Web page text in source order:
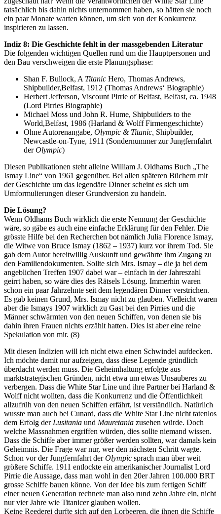
tatsächlich bis dahin nichts unternommen haben, so hätten sie noch
ein paar Monate warten können, um sich von der Konkurrenz
inspirieren zu lassen.
Indiz 8: Die Geschichte fehlt in der massgebenden Literatur
Die folgenden wichtigen Quellen rund um die Hauptpersonen und
den Bau verschweigen die erste Planungsphase:
Shan F. Bullock, A Titanic Hero, Thomas Andrews,
Shipbuilder,Belfast, 1912 (Thomas Andrews‘ Biographie)
Herbert Jefferson, Viscount Pirrie of Belfast, Belfast, ca. 1948
(Lord Pirries Biographie)
Michael Moss und John R. Hume, Shipbuilders to the
World,Belfast, 1986 (Harland & Wolff Firmengeschichte)
Ohne Autorenangabe, Olympic & Titanic, Shipbuilder,
Newcastle-on-Tyne, 1911 (Sondernummer zur Jungfernfahrt
derOlympic)
Diesen Publikationen steht alleine William J. Oldhams Buch „The
Ismay Line“ von 1961 gegenüber. Bei allen späteren Büchern mit
der Geschichte um das legendäre Dinner scheint es sich um
Umformulierungen dieser Grundversion zu handeln.
Die Lösung?
Wenn Oldhams Buch wirklich die erste Nennung der Geschichte
wäre, so gäbe es auch eine einfache Erklärung für den Fehler. Die
grösste Hilfe bei den Recherchen bot nämlich Julia Florence Ismay,
die Witwe von Bruce Ismay (1862 – 1937) kurz vor ihrem Tod. Sie
gab dem Autor bereitwillig Auskunft und gewährte ihm Zugang zu
den Familiendokumenten. Sollte sich Mrs. Ismay – die ja bei dem
angeblichen Treffen 1907 dabei war – einfach in der Jahreszahl
geirrt haben, so wäre dies des Rätsels Lösung. Immerhin waren
schon ein paar Jahrzehnte seit dem legendären Dinner verstrichen.
Es gab keinen Grund, Mrs. Ismay nicht zu glauben. Vielleicht waren
aber die Ismays 1907 wirklich zu Gast bei den Pirries und die
Männer schwärmten von den neuen Schiffen, von denen sie bis
dahin ihren Frauen nichts erzählt hatten. Dies ist aber eine reine
Spekulation von mir. (8)
Mit diesen Indizien will ich nicht etwa einen Schwindel aufdecken.
Ich möchte damit nur aufzeigen, dass diese Legende gründlich
überdacht werden muss. Die Geheimhaltung erfolgte aus
marktstrategischen Gründen, nicht etwa um etwas Unsauberes zu
verbergen. Dass die White Star Line und ihre Partner bei Harland &
Wolff nicht wollten, dass die Konkurrenz und die Öffentlichkeit
allzufrüh von den neuen Schiffen erfährt, ist verständlich. Natürlich
wusste man auch bei Cunard, dass die White Star Line nicht tatenlos
dem Erfolg der Lusitania und Mauretania zusehen würde. Doch
welche Massnahmen ergriffen würden, dies sollte niemand wissen.
Dass die Schiffe aber immer größer werden sollten, war damals kein
Geheimnis. Die Frage war nur, wer den nächsten Schritt wagte.
Schon vor der Jungfernfahrt derOlympic sprach man über weit
größere Schiffe. 1911 entlockte ein amerikanischer Journalist Lord
Pirrie die Aussage, dass man wohl in den 20er Jahren 100.000 BRT
grosse Schiffe bauen könne. Von der Idee bis zum fertigen Schiff
einer neuen Generation rechnete man also rund zehn Jahre ein, nicht
nur vier Jahre wie Titanicer glauben wollen.
Keine Reederei durfte sich auf den Lorbeeren, die ihnen die Schiffe